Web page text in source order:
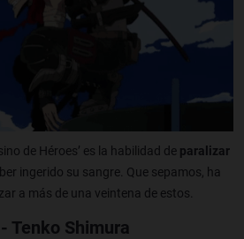
de Héroes’ es la habilidad de paralizar
ingerido su sangre. Que sepamos, ha
a más de una veintena de estos.
Tenko Shimura